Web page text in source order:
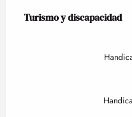
Turismo y discapacidad
Turismo y discapacidad